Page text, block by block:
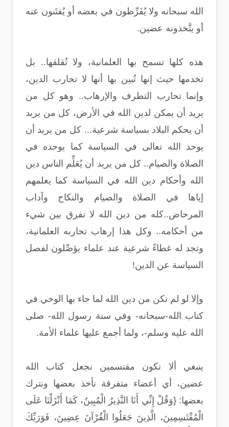
الله سبحانه ولا يُفَرِّطون في بعضه أو يُفتَنون عنه
أو يتَّخذونه عضين.
هذه كلها تسمح بها العلمانية، ولا تُقلقها.. بل
تخدمها حيث إنها تُبين بها أنها لا تحارب الدين،
وإنما تحارب التطرف والإرهاب.. وهو كل من
يريد أن يمكن لدين الله في الأرض، كل من يريد
أن يحكم البلاد بسياسة شرعية... كل من يريد أن
يوحد الله تعالى في السياسة كما يوحده في
الصلاة والصيام.. كل من يريد أن يُعَلِّم الناس دين
الله وأحكام دين الله في السياسة كما يعلمهم
إياها في الصلاة والصيام والنكاح وآداب
المرحاض..كله من دين الله لا نفرق بين شيء
من أحكامه.. وكل هذا إرهاب تحاربه العلمانية،
وتجد له غطاءً شرعية عند علماء يؤصِّلون لفصل
السياسة عن الدين!
وإلا لو لم تكن من دين الله لما جاء بها الوحي في
كتاب الله-سبحانه- وفي سنة رسول الله- صلى
الله عليه وسلم-، ولما أجمع عليها علماء الأمة.
ينبغي ألا نكون مقتسمين نجعل كتاب الله
عضين، أي أعضاء متفرقة نأخذ بعضها ونترك
بعضها: {وَقُلْ إِنِّي أَنَا النَّذِيرُ الْمُبِينُ، كَمَا أَنْزَلْنَا عَلَى
الْمُقْتَسِمِينَ، الَّذِينَ جَعَلُوا الْقُرْآنَ عِضِينَ، فَوَرَبِّكَ